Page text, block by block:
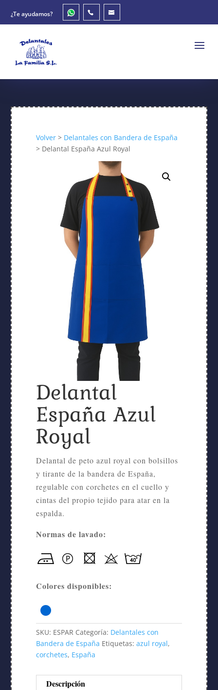
¿Te ayudamos?
Volver> Delantales con Bandera de España
> Delantal España Azul Royal
Delantal
España Azul
Royal
Delantal de peto azul royal con bolsillos
y tirante de la bandera de España,
regulable con corchetes en el cuello y
cintas del propio tejido para atar en la
espalda.
Normas de lavado:
Colores disponibles:
SKU: ESPAR Categoría: Delantales con
Bandera de España Etiquetas: azul royal,
corchetes, España
Descripción